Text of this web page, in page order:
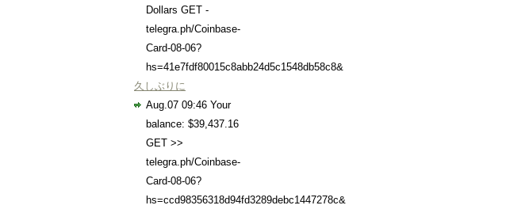
Dollars GET -
telegra.ph/Coinbase-
Card-08-06?
hs=41e7fdf80015c8abb24d5c1548db58c8&
久しぶりに
Aug.07 09:46 Your
balance: $39,437.16
GET >>
telegra.ph/Coinbase-
Card-08-06?
hs=ccd98356318d94fd3289debc1447278c&